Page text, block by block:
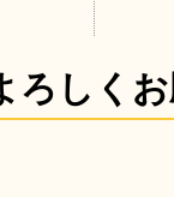
ろしく